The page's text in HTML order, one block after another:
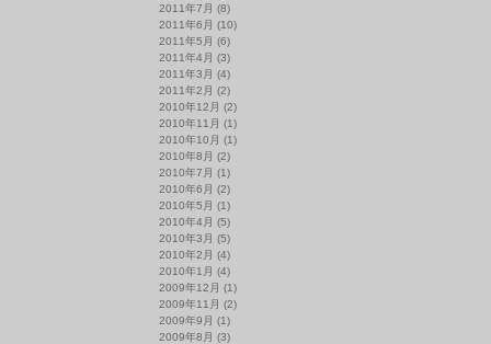
2011年7月 (8)
2011年6月 (10)
2011年5月 (6)
2011年4月 (3)
2011年3月 (4)
2011年2月 (2)
2010年12月 (2)
2010年11月 (1)
2010年10月 (1)
2010年8月 (2)
2010年7月 (1)
2010年6月 (2)
2010年5月 (1)
2010年4月 (5)
2010年3月 (5)
2010年2月 (4)
2010年1月 (4)
2009年12月 (1)
2009年11月 (2)
2009年9月 (1)
2009年8月 (3)